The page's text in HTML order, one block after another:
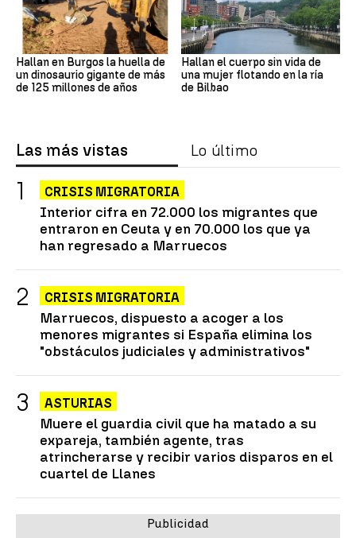
Hallan en Burgos la huella de
un dinosaurio gigante de más
de 125 millones de años
Hallan el cuerpo sin vida de
una mujer flotando en la ría
de Bilbao
Las más vistas Lo último
CRISIS MIGRATORIA
Interior cifra en 72.000 los migrantes que
entraron en Ceuta y en 70.000 los que ya
han regresado a Marruecos
CRISIS MIGRATORIA
Marruecos, dispuesto a acoger a los
menores migrantes si España elimina los
"obstáculos judiciales y administrativos"
ASTURIAS
Muere el guardia civil que ha matado a su
expareja, también agente, tras
atrincherarse y recibir varios disparos en el
cuartel de Llanes